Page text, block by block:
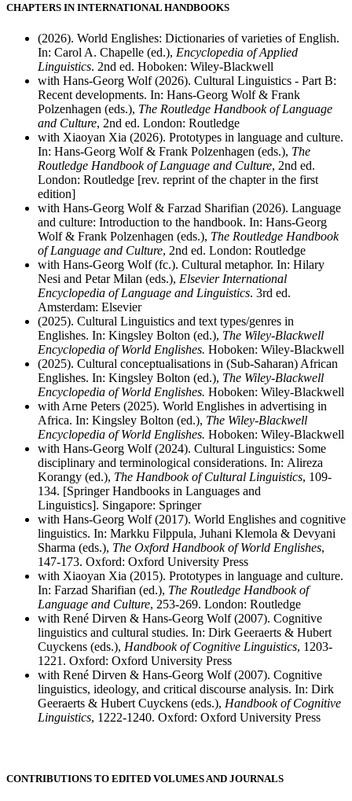
CHAPTERS IN INTERNATIONAL HANDBOOKS
(2026). World Englishes: Dictionaries of varieties of English.
In: Carol A. Chapelle (ed.), Encyclopedia of Applied
Linguistics. 2nd ed. Hoboken: Wiley-Blackwell
with Hans-Georg Wolf (2026). Cultural Linguistics - Part B:
Recent developments. In: Hans-Georg Wolf & Frank
Polzenhagen (eds.), The Routledge Handbook of Language
and Culture, 2nd ed. London: Routledge
with Xiaoyan Xia (2026). Prototypes in language and culture.
In: Hans-Georg Wolf & Frank Polzenhagen (eds.), The
Routledge Handbook of Language and Culture, 2nd ed.
London: Routledge [rev. reprint of the chapter in the first
edition]
with Hans-Georg Wolf & Farzad Sharifian (2026). Language
and culture: Introduction to the handbook. In: Hans-Georg
Wolf & Frank Polzenhagen (eds.), The Routledge Handbook
of Language and Culture, 2nd ed. London: Routledge
with Hans-Georg Wolf (fc.). Cultural metaphor. In: Hilary
Nesi and Petar Milan (eds.), Elsevier International
Encyclopedia of Language and Linguistics. 3rd ed.
Amsterdam: Elsevier
(2025). Cultural Linguistics and text types/genres in
Englishes. In: Kingsley Bolton (ed.), The Wiley-Blackwell
Encyclopedia of World Englishes. Hoboken: Wiley-Blackwell
(2025). Cultural conceptualisations in (Sub-Saharan) African
Englishes. In: Kingsley Bolton (ed.), The Wiley-Blackwell
Encyclopedia of World Englishes. Hoboken: Wiley-Blackwell
with Arne Peters (2025). World Englishes in advertising in
Africa. In: Kingsley Bolton (ed.), The Wiley-Blackwell
Encyclopedia of World Englishes. Hoboken: Wiley-Blackwell
with Hans-Georg Wolf (2024). Cultural Linguistics: Some
disciplinary and terminological considerations. In: Alireza
Korangy (ed.), The Handbook of Cultural Linguistics, 109-
134. [Springer Handbooks in Languages and
Linguistics]. Singapore: Springer
with Hans-Georg Wolf (2017). World Englishes and cognitive
linguistics. In: Markku Filppula, Juhani Klemola & Devyani
Sharma (eds.), The Oxford Handbook of World Englishes,
147-173. Oxford: Oxford University Press
with Xiaoyan Xia (2015). Prototypes in language and culture.
In: Farzad Sharifian (ed.), The Routledge Handbook of
Language and Culture, 253-269. London: Routledge
with René Dirven & Hans-Georg Wolf (2007). Cognitive
linguistics and cultural studies. In: Dirk Geeraerts & Hubert
Cuyckens (eds.), Handbook of Cognitive Linguistics, 1203-
1221. Oxford: Oxford University Press
with René Dirven & Hans-Georg Wolf (2007). Cognitive
linguistics, ideology, and critical discourse analysis. In: Dirk
Geeraerts & Hubert Cuyckens (eds.), Handbook of Cognitive
Linguistics, 1222-1240. Oxford: Oxford University Press
CONTRIBUTIONS TO EDITED VOLUMES AND JOURNALS